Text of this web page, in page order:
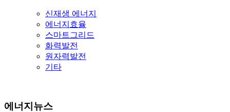
신재생 에너지
에너지효율
스마트그리드
화력발전
원자력발전
기타
에너지뉴스